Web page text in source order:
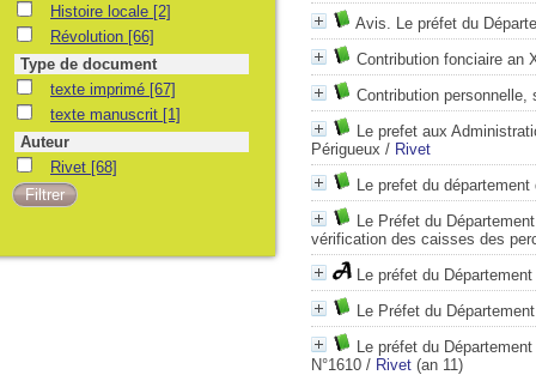
Avis. Le préfet du
Contribution fonciaire an
Contribution
Le prefet aux
Périgueux / Rivet
Le prefet du
Le Préfet du
vérification des caisses des
Le préfet du
Le Préfet du
Le préfet du
N°1610 / Rivet (an 11)
Histoire locale [2]
Révolution [66]
Type de document
texte imprimé [67]
texte manuscrit [1]
Auteur
Rivet [68]